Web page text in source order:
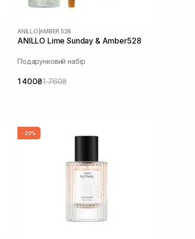
ANILLO AMBER 528
ANILLO Lime Sunday & Amber528
Подарунковий набір
1 400₴1 760₴
-20%